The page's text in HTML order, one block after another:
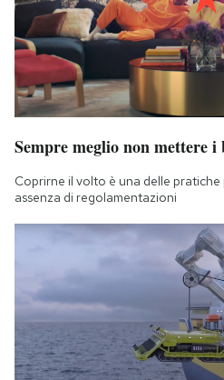
Sempre meglio non mettere
Coprirne il volto è una delle
assenza di regolamentazioni